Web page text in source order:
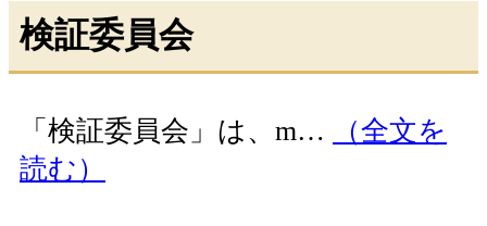
検証委員会
「検証委員会」は、m…
（全文を
読む）